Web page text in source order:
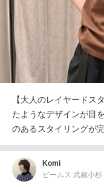
【大人のレイヤードス
たようなデザインが目
のあるスタイリングが
Komi
ビームス 武蔵小杉